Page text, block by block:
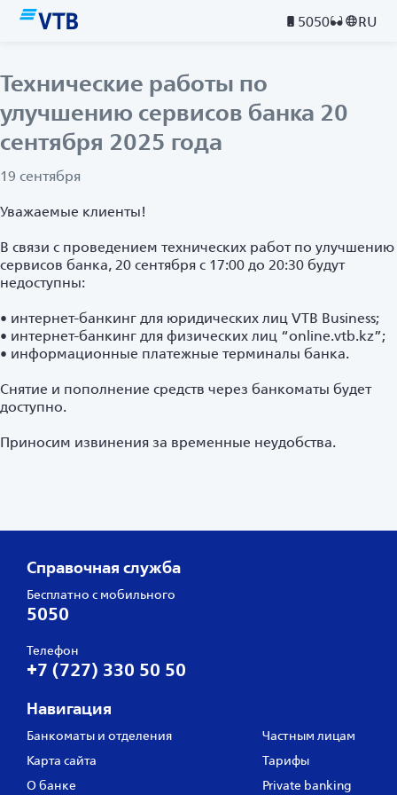
5050 RU
Технические работы по
улучшению сервисов банка 20
сентября 2025 года
19 сентября
Уважаемые клиенты!
В связи с проведением технических работ по улучшению
сервисов банка, 20 сентября с 17:00 до 20:30 будут
недоступны:
• интернет-банкинг для юридических лиц VTB Business;
• интернет-банкинг для физических лиц “online.vtb.kz”;
• информационные платежные терминалы банка.
Снятие и пополнение средств через банкоматы будет
доступно.
Приносим извинения за временные неудобства.
Справочная служба
Бесплатно с мобильного
5050
Телефон
+7 (727) 330 50 50
Навигация
Банкоматы и отделения
Карта сайта
О банке
Частным лицам
Тарифы
Private banking